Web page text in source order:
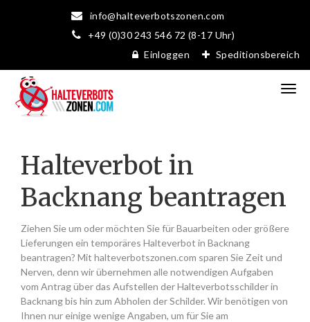
info@halteverbotszonen.com
+49 (0)30 243 546 72 (8-17 Uhr)
Einloggen
Speditionsbereich
Halteverbot in
Backnang beantragen
Ziehen Sie um oder möchten Sie für Bauarbeiten oder größere
Lieferungen ein temporäres Halteverbot in Backnang
beantragen? Mit halteverbotszonen.com sparen Sie Zeit und
Nerven, denn wir übernehmen alle notwendigen Aufgaben
vom Antrag über das Aufstellen der Halteverbotsschilder in
Backnang bis hin zum Abholen der Schilder. Wir benötigen von
Ihnen nur einige wenige Angaben, um für Sie am